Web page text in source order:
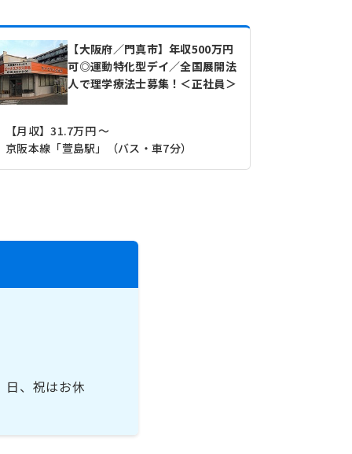
【大阪府／門真市】年収500万円
可◎運動特化型デイ／全国展開法
人で理学療法士募集！＜正社員＞
【月収】31.7万円 ～
京阪本線「萱島駅」（バス・車7分）
日、祝はお休